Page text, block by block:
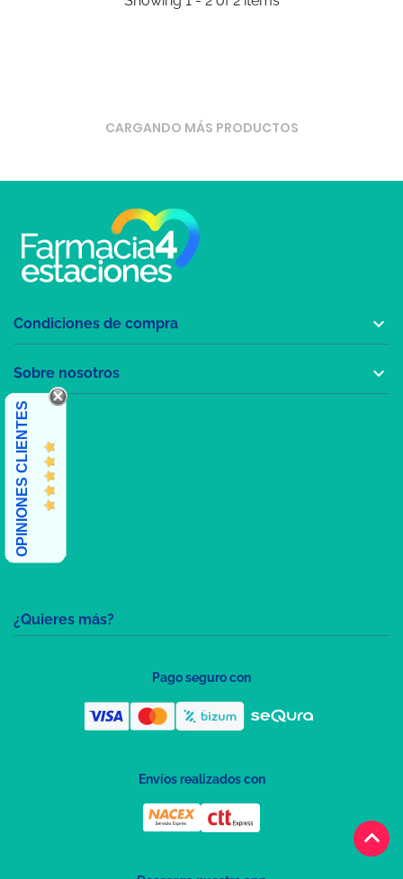
CARGANDO MÁS PRODUCTOS
keyboard_arrow_up
¿Quieres más?
Condiciones de compra 
Sobre nosotros 
OPINIONES CLIENTES
Pago seguro con
Envíos realizados con